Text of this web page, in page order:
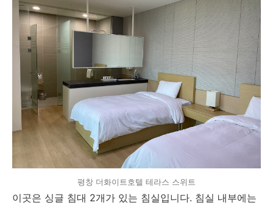
평창 더화이트호텔 테라스 스위트
이곳은 싱글 침대 2개가 있는 침실입니다. 침실 내부에는